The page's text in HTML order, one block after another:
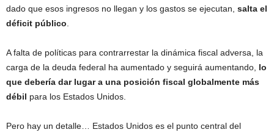
dado que esos ingresos no llegan y los gastos se ejecutan, salta el
déficit público
A falta de políticas para contrarrestar la dinámica fiscal adversa, la
carga de la deuda federal ha aumentado y seguirá aumentando, lo
que debería dar lugar a una posición fiscal globalmente más
débil para los Estados Unidos.
Pero hay un detalle… Estados Unidos es el punto central del